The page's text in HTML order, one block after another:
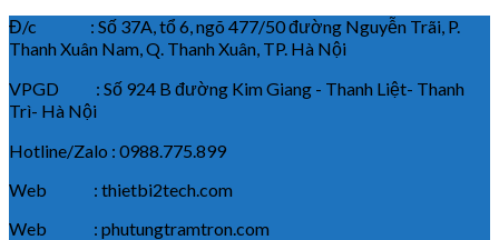
Đ/c : Số 37A, tổ 6, ngõ 477/50 đường Nguyễn Trãi, P.
Thanh Xuân Nam, Q. Thanh Xuân, TP. Hà Nội
VPGD : Số 924 B đường Kim Giang - Thanh Liệt- Thanh
Trì- Hà Nội
Hotline/Zalo : 0988.775.899
Web : thietbi2tech.com
Web : phutungtramtron.com